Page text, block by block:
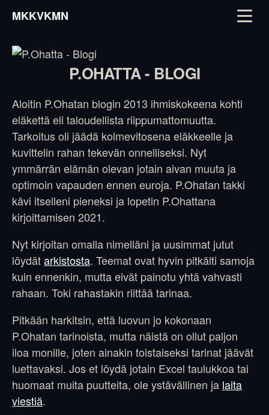
MKKVKMN
P.OHATTA - BLOGI
Aloitin P.Ohatan blogin 2013 ihmiskokeena kohti
eläkettä eli taloudellista riippumattomuutta.
Tarkoitus oli jäädä kolmevitosena eläkkeelle ja
kuvittelin rahan tekevän onnelliseksi. Nyt
ymmärrän elämän olevan jotain aivan muuta ja
optimoin vapauden ennen euroja. P.Ohatan takki
kävi itselleni pieneksi ja lopetin P.Ohattana
kirjoittamisen 2021.
Nyt kirjoitan omalla nimelläni ja uusimmat jutut
löydätarkistosta. Teemat ovat hyvin pitkälti samoja
kuin ennenkin, mutta eivät painotu yhtä vahvasti
rahaan. Toki rahastakin riittää tarinaa.
Pitkään harkitsin, että luovun jo kokonaan
P.Ohatan tarinoista, mutta näistä on ollut paljon
iloa monille, joten ainakin toistaiseksi tarinat jäävät
luettavaksi. Jos et löydä jotain Excel taulukkoa tai
huomaat muita puutteita, ole ystävällinen ja laita
viestiä.